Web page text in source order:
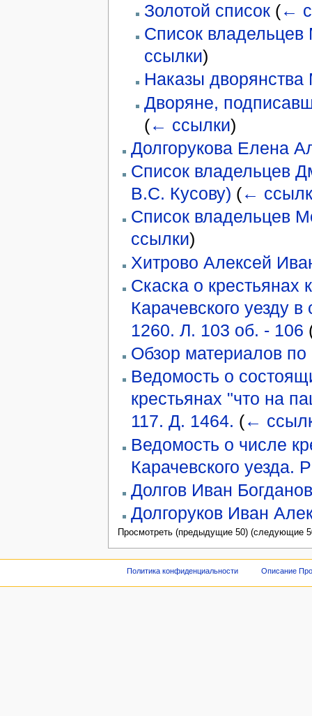
Золотой список (←
Список владельцев
ссылки)
Наказы дворянства
Дворяне,
(← ссылки)
Долгорукова Елена
Список владельцев
В.С. Кусову) (←
Список владельцев
ссылки)
Хитрово Алексей
Скаска о крестьянах
Карачевского
1260. Л. 103 об. - 106
Обзор материалов по
Ведомость о
крестьянах "что на
117. Д. 1464. (←
Ведомость о числе
Карачевского
Долгов Иван
Долгоруков Иван
Просмотреть (предыдущие 50) (следующие
Политика конфиденциальности Описание